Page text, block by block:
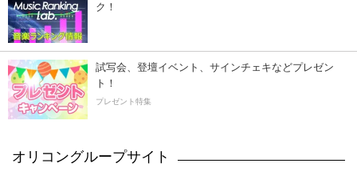
ク！
試写会、登壇イベント、サインチェキなどプレゼン
ト！
プレゼント特集
オリコングループサイト